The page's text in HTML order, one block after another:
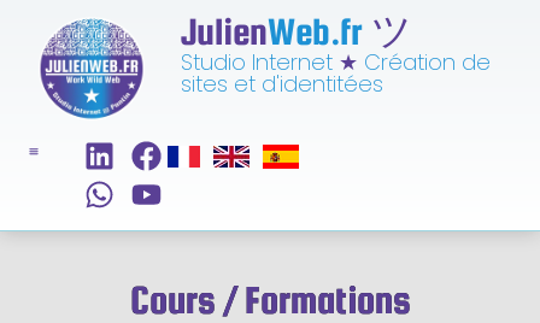
JulienWeb.fr ツ
Studio Internet ★ Création de
sites et d'identitées
Cours / Formations